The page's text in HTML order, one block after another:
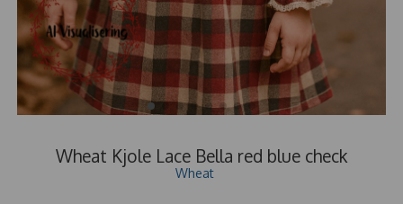
Wheat Kjole Lace Bella red blue check
Wheat